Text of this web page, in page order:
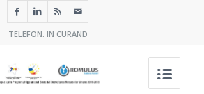
TELEFON: IN CURAND